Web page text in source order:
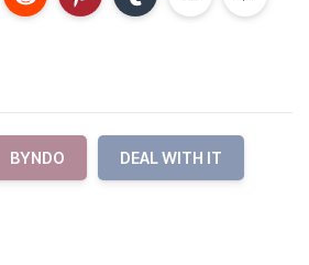
BYNDO DEAL WITH IT